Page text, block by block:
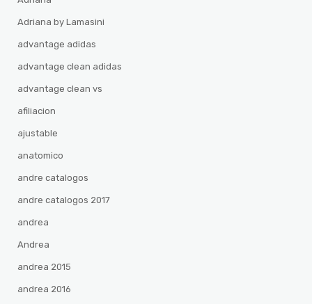
Adriana by Lamasini
advantage adidas
advantage clean adidas
advantage clean vs
afiliacion
ajustable
anatomico
andre catalogos
andre catalogos 2017
andrea
Andrea
andrea 2015
andrea 2016